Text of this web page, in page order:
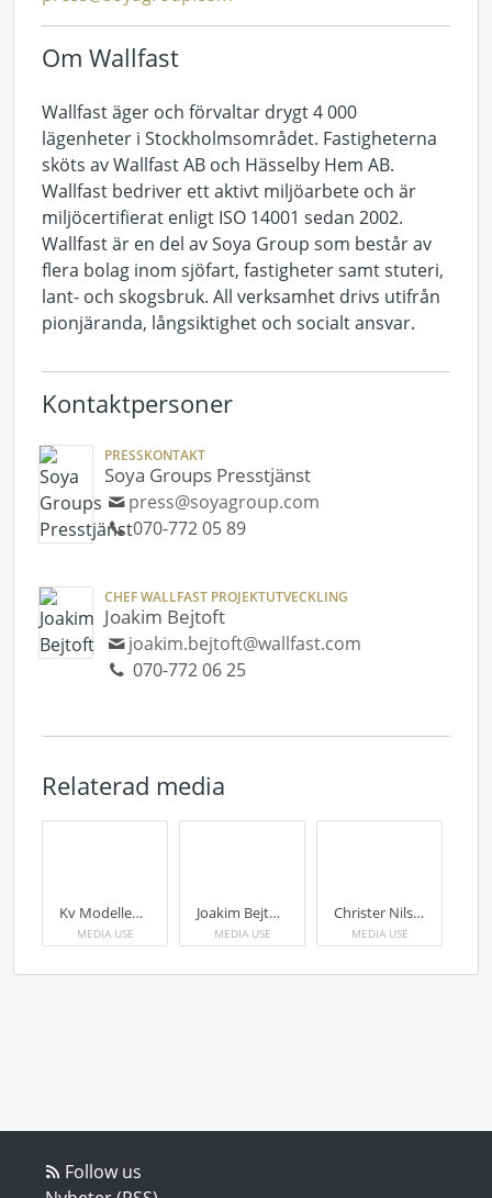
Om Wallfast
Wallfast äger och förvaltar drygt 4 000
lägenheter i Stockholmsområdet. Fastigheterna
sköts av Wallfast AB och Hässelby Hem AB.
Wallfast bedriver ett aktivt miljöarbete och är
miljöcertifierat enligt ISO 14001 sedan 2002.
Wallfast är en del av Soya Group som består av
flera bolag inom sjöfart, fastigheter samt stuteri,
lant- och skogsbruk. All verksamhet drivs utifrån
pionjäranda, långsiktighet och socialt ansvar.
Kontaktpersoner
PRESSKONTAKT
Soya Groups Presstjänst
press@soyagroup.com
070-772 05 89
CHEF WALLFAST PROJEKTUTVECKLING
Joakim Bejtoft
joakim.bejtoft@wallfast.com
070-772 06 25
Relaterad media
Kv Modellen, Wallfast
MEDIA USE
Joakim Bejtoft, chef Wallfast Projektutveckling
MEDIA USE
Christer Nilsson, Wallfast Projektutveckling
MEDIA USE
Follow us